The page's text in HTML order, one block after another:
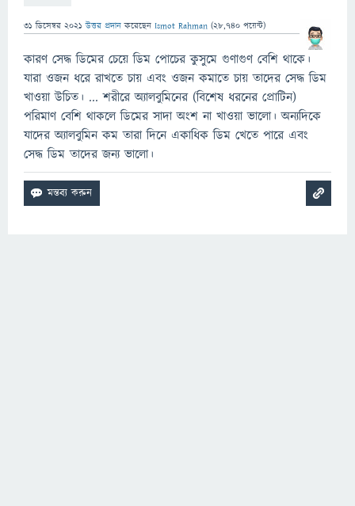
31 ডিসেম্বর 2021 উত্তর প্রদান করেছেন Ismot Rahman (28,740 পয়েন্ট)
কারণ সেদ্ধ ডিমের চেয়ে ডিম পোচের কুসুমে গুণাগুণ বেশি থাকে।
যারা ওজন ধরে রাখতে চায় এবং ওজন কমাতে চায় তাদের সেদ্ধ ডিম
খাওয়া উচিত। ... শরীরে অ্যালবুমিনের (বিশেষ ধরনের প্রোটিন)
পরিমাণ বেশি থাকলে ডিমের সাদা অংশ না খাওয়া ভালো। অন্যদিকে
যাদের অ্যালবুমিন কম তারা দিনে একাধিক ডিম খেতে পারে এবং
সেদ্ধ ডিম তাদের জন্য ভালো।